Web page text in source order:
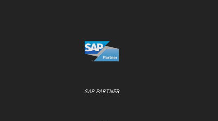
SAP PARTNER